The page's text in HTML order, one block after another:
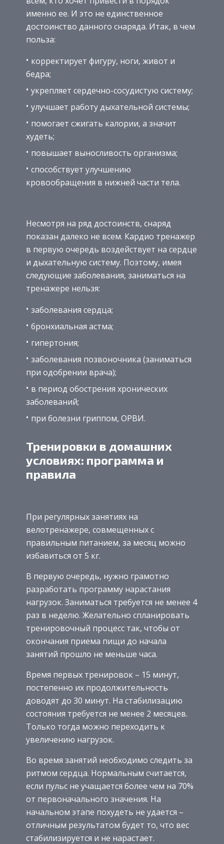
именно ее. И это не единственное
достоинство данного снаряда. Итак, в чем
польза:
корректирует фигуру, ноги, живот и
бедра;
укрепляет сердечно-сосудистую систему;
улучшает работу дыхательной системы;
помогает сжигать калории, а значит
худеть;
повышает выносливость организма;
способствует улучшению
кровообращения в нижней части тела.
Несмотря на ряд достоинств, снаряд
показан далеко не всем. Кардио тренажер
в первую очередь воздействует на сердце
и дыхательную систему. Поэтому, имея
следующие заболевания, заниматься на
тренажере нельзя:
заболевания сердца;
бронхиальная астма;
гипертония;
заболевания позвоночника (заниматься
при одобрении врача);
в период обострения хронических
заболеваний;
при болезни гриппом, ОРВИ.
Тренировки в домашних
условиях: программа и
правила
При регулярных занятиях на
велотренажере, совмещенных с
правильным питанием, за месяц можно
избавиться от 5 кг.
В первую очередь, нужно грамотно
разработать программу нарастания
нагрузок. Заниматься требуется не менее 4
раз в неделю. Желательно спланировать
тренировочный процесс так, чтобы от
окончания приема пищи до начала
занятий прошло не меньше часа.
Время первых тренировок – 15 минут,
постепенно их продолжительность
доводят до 30 минут. На стабилизацию
состояния требуется не менее 2 месяцев.
Только тогда можно переходить к
увеличению нагрузок.
Во время занятий необходимо следить за
ритмом сердца. Нормальным считается,
если пульс не учащается более чем на 70%
от первоначального значения. На
начальном этапе похудеть не удается –
отличным результатом будет то, что вес
стабилизируется и не нарастает.